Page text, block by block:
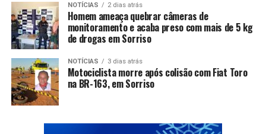
NOTÍCIAS 2 dias atrás
Homem ameaça quebrar câmeras de
monitoramento e acaba preso com mais de 5 kg
de drogas em Sorriso
NOTÍCIAS 3 dias atrás
Motociclista morre após colisão com Fiat Toro
na BR-163, em Sorriso